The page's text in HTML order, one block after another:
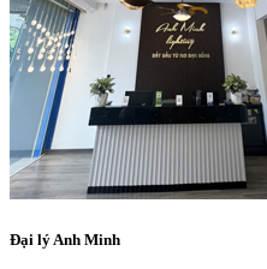
Đại lý Anh Minh